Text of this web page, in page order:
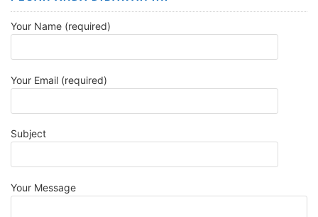
Your Name (required)
Your Email (required)
Subject
Your Message